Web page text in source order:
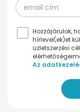
Hozzájárulok,
hírlevel(ek)et
üzletszerzési
Az